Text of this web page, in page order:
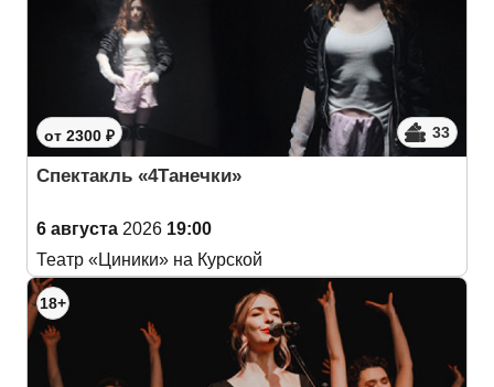
от 2300 ₽ 33
Спектакль «4Танечки»
6 августа 2026 19:00
Театр «Циники» на Курской
18+